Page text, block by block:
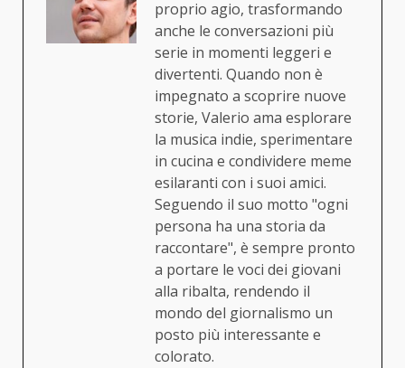
proprio agio, trasformando
anche le conversazioni più
serie in momenti leggeri e
divertenti. Quando non è
impegnato a scoprire nuove
storie, Valerio ama esplorare
la musica indie, sperimentare
in cucina e condividere meme
esilaranti con i suoi amici.
Seguendo il suo motto "ogni
persona ha una storia da
raccontare", è sempre pronto
a portare le voci dei giovani
alla ribalta, rendendo il
mondo del giornalismo un
posto più interessante e
colorato.